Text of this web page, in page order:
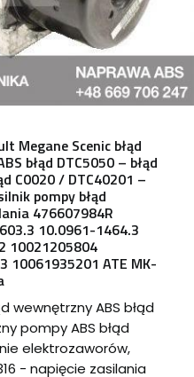
Megane Scenic błąd
błąd DTC5050 – błąd
C0020 / DTC40201 –
pompy błąd
476607984R
10.0961-1464.3
10021205804
10061935201 ATE MK-
wewnętrzny ABS błąd
pompy ABS błąd
elektrozaworów,
- napięcie zasilania